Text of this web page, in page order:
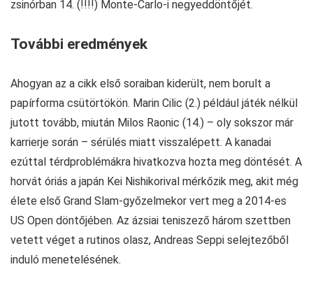
zsinórban 14. (!!!!) Monte-Carlo-i negyeddöntőjét.
További eredmények
Ahogyan az a cikk első soraiban kiderült, nem borult a
papírforma csütörtökön. Marin Cilic (2.) például játék nélkül
jutott tovább, miután Milos Raonic (14.) – oly sokszor már
karrierje során – sérülés miatt visszalépett. A kanadai
ezúttal térdproblémákra hivatkozva hozta meg döntését. A
horvát óriás a japán Kei Nishikorival mérkőzik meg, akit még
élete első Grand Slam-győzelmekor vert meg a 2014-es
US Open döntőjében. Az ázsiai teniszező három szettben
vetett véget a rutinos olasz, Andreas Seppi selejtezőből
induló menetelésének.